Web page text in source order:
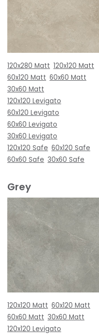
120x280 Matt 120x120 Matt
60x120 Matt 60x60 Matt
30x60 Matt
120x120 Levigato
60x120 Levigato
60x60 Levigato
30x60 Levigato
120x120 Safe 60x120 Safe
60x60 Safe 30x60 Safe
Grey
120x120 Matt 60x120 Matt
60x60 Matt 30x60 Matt
120x120 Levigato